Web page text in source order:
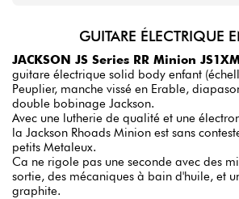
GUITARE ÉLECTRIQUE
JACKSON JS Series RR Minion
guitare électrique solid body enfant
Peuplier, manche vissé en Erable,
double bobinage Jackson.
Avec une lutherie de qualité et une
la Jackson Rhoads Minion est sans
petits Metaleux.
Ca ne rigole pas une seconde avec des
sortie, des mécaniques à bain d'huile, et
graphite.